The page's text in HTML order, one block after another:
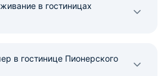
в гостиницах
в гостинице Пионерского